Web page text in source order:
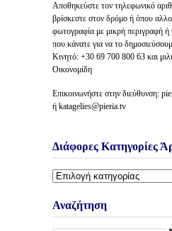
Αποθηκεύστε τον τηλεφωνικό
βρίσκεστε στον δρόμο ή όπου
φωτογραφία με μικρή περιγραφή ή
που κάνατε για να το
Κινητό: +30 69 700 800 63 και
Οικονομίδη
Επικοινωνήστε στην διεύθυνση:
ή katagelies@pieria.tv
Διάφορες Κατηγορίες
Διάφορες
Άρθρων
Αναζήτηση